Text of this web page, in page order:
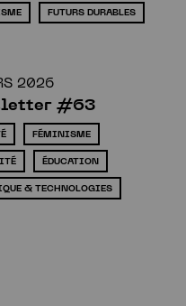
FUTURS DURABLES
2026
#63
FÉMINISME
ÉDUCATION
& TECHNOLOGIES